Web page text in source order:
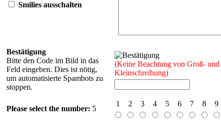
Smilies ausschalten
Bestätigung
Bitte den Code im Bild in das
Feld eingeben. Dies ist nötig,
um automatisierte Spambots zu
stoppen.
(Keine Beachtung von Groß- und
Kleinschreibung)
Please select the number: 5
1 2 3 4 5 6 7 8 9